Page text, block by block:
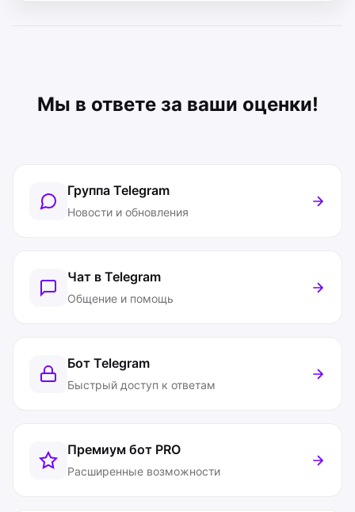
Мы в ответе за ваши оценки!
Группа Telegram
Новости и обновления
Чат в Telegram
Общение и помощь
Бот Telegram
Быстрый доступ к ответам
Премиум бот PRO
Расширенные возможности